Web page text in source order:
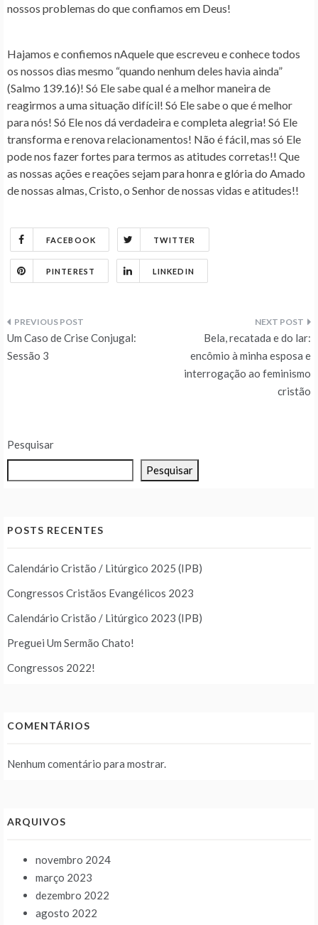
nossos problemas do que confiamos em Deus!
Hajamos e confiemos nAquele que escreveu e conhece todos
os nossos dias mesmo “quando nenhum deles havia ainda”
(Salmo 139.16)! Só Ele sabe qual é a melhor maneira de
reagirmos a uma situação difícil! Só Ele sabe o que é melhor
para nós! Só Ele nos dá verdadeira e completa alegria! Só Ele
transforma e renova relacionamentos! Não é fácil, mas só Ele
pode nos fazer fortes para termos as atitudes corretas!! Que
as nossas ações e reações sejam para honra e glória do Amado
de nossas almas, Cristo, o Senhor de nossas vidas e atitudes!!
FACEBOOK TWITTER
PINTEREST LINKEDIN
Navegação
de
Um Caso de Crise Conjugal:
Sessão 3
Bela, recatada e do lar:
encômio à minha esposa e
interrogação ao feminismo
cristão
Pesquisar
Pesquisar
POSTS RECENTES
Calendário Cristão / Litúrgico 2025 (IPB)
Congressos Cristãos Evangélicos 2023
Calendário Cristão / Litúrgico 2023 (IPB)
Preguei Um Sermão Chato!
Congressos 2022!
COMENTÁRIOS
Nenhum comentário para mostrar.
ARQUIVOS
novembro 2024
março 2023
dezembro 2022
agosto 2022